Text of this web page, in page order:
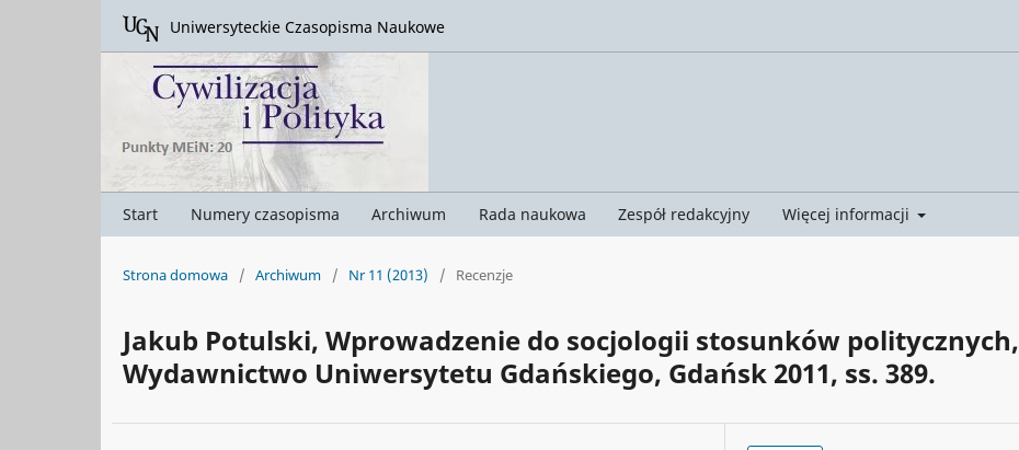
Start Numery czasopisma Archiwum Rada naukowa Zespół redakcyjny Więcej informacji
Uniwersyteckie Czasopisma Naukowe
Strona domowa / Archiwum / Nr 11 (2013) / Recenzje
Jakub Potulski, Wprowadzenie do socjologii stosunków politycznych,
Wydawnictwo Uniwersytetu Gdańskiego, Gdańsk 2011, ss. 389.